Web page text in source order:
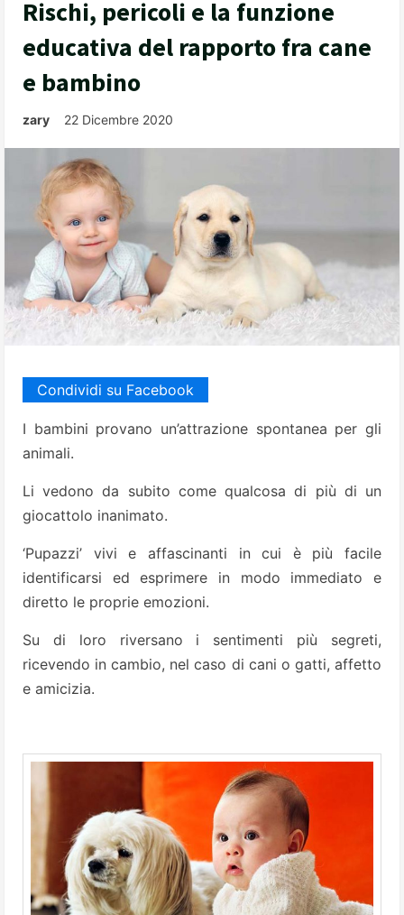
Rischi, pericoli e la funzione
educativa del rapporto fra cane
e bambino
zary 22 Dicembre 2020
Condividi su Facebook
I bambini provano un’attrazione spontanea per gli
animali.
Li vedono da subito come qualcosa di più di un
giocattolo inanimato.
‘Pupazzi’ vivi e affascinanti in cui è più facile
identificarsi ed esprimere in modo immediato e
diretto le proprie emozioni.
Su di loro riversano i sentimenti più segreti,
ricevendo in cambio, nel caso di cani o gatti, affetto
e amicizia.